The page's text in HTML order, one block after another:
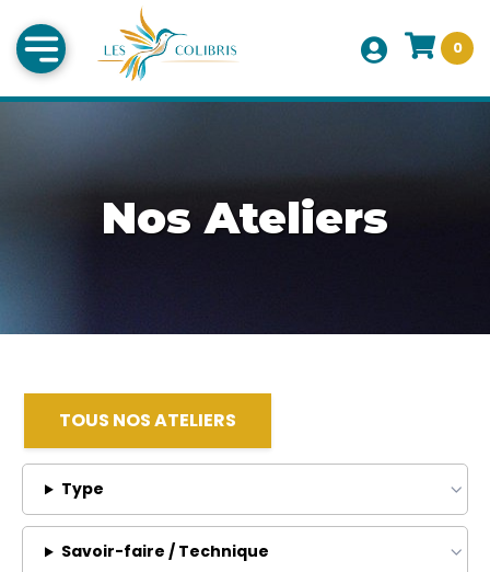
0
Nos Ateliers
TOUS NOS ATELIERS
Type
Savoir-faire / Technique